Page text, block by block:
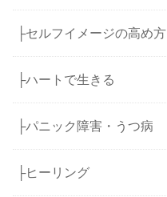
├セルフイメージの高め方
├ハートで生きる
├パニック障害・うつ病
├ヒーリング